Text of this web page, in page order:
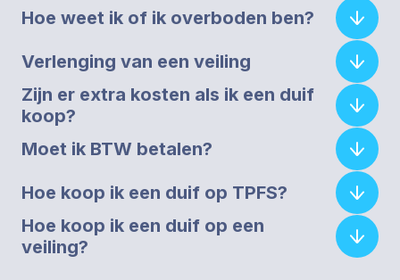
Hoe weet ik of ik overboden ben?
Verlenging van een veiling
Zijn er extra kosten als ik een duif
koop?
Moet ik BTW betalen?
Hoe koop ik een duif op TPFS?
Hoe koop ik een duif op een
veiling?